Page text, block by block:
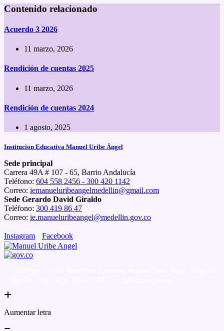
Contenido relacionado
Acuerdo 3 2026
11 marzo, 2026
Rendición de cuentas 2025
11 marzo, 2026
Rendición de cuentas 2024
1 agosto, 2025
Institucion Educativa Manuel Uribe Ángel
Sede principal
Carrera 49A # 107 - 65, Barrio Andalucía
Teléfono: 604 558 2456 - 300 420 1142
Correo: iemanueluribeangelmedellin@gmail.com
Sede Gerardo David Giraldo
Teléfono: 300 419 86 47
Correo: ie.manueluribeangel@medellin.gov.co
Instagram Facebook
Aumentar letra